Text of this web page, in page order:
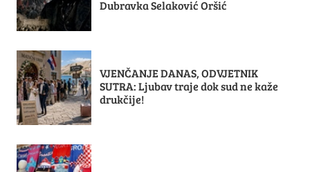
Dubravka Selaković Oršić
VJENČANJE DANAS, ODVJETNIK
SUTRA: Ljubav traje dok sud ne kaže
drukčije!